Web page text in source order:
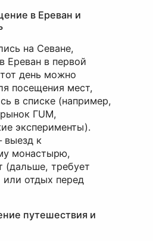
в Ереван и
на Севане,
Ереван в первой
день можно
посещения мест,
в списке (например,
ГUM,
эксперименты).
выезд к
монастырю,
(дальше, требует
или отдых перед
путешествия и